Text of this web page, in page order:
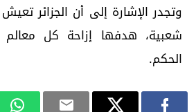
وتجدر الإشارة إلى أن الجزائر
شعبية، هدفها إزاحة كل
الحكم.